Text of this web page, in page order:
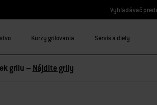
Vyhľadávač
Kurzy grilovania Servis a diely
grilu – Nájdite grily